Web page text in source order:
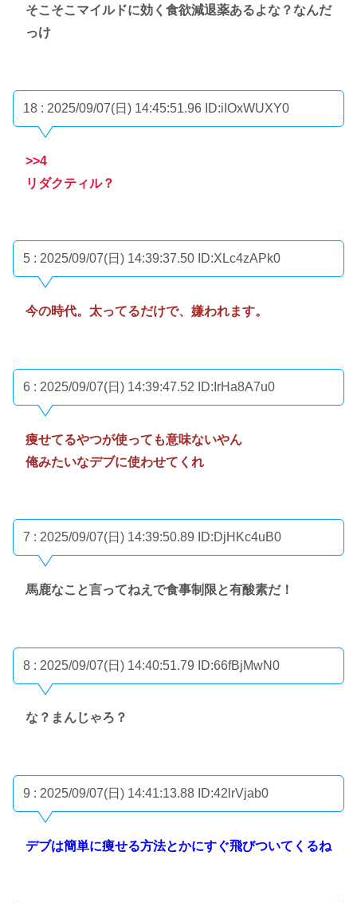
そこそこマイルドに効く食欲減退薬あるよな？なんだ
っけ
18 : 2025/09/07(日) 14:45:51.96 ID:iIOxWUXY0
>>4
リダクティル？
5 : 2025/09/07(日) 14:39:37.50 ID:XLc4zAPk0
今の時代。太ってるだけで、嫌われます。
6 : 2025/09/07(日) 14:39:47.52 ID:IrHa8A7u0
痩せてるやつが使っても意味ないやん
俺みたいなデブに使わせてくれ
7 : 2025/09/07(日) 14:39:50.89 ID:DjHKc4uB0
馬鹿なこと言ってねえで食事制限と有酸素だ！
8 : 2025/09/07(日) 14:40:51.79 ID:66fBjMwN0
な？まんじゃろ？
9 : 2025/09/07(日) 14:41:13.88 ID:42lrVjab0
デブは簡単に痩せる方法とかにすぐ飛びついてくるね